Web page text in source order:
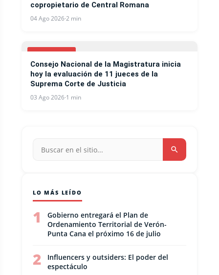
copropietario de Central Romana
04 Ago 2026·2 min
NACIONALES
Consejo Nacional de la Magistratura inicia
hoy la evaluación de 11 jueces de la
Suprema Corte de Justicia
03 Ago 2026·1 min
LO MÁS LEÍDO
1
Gobierno entregará el Plan de
Ordenamiento Territorial de Verón-
Punta Cana el próximo 16 de julio
2
Influencers y outsiders: El poder del
espectáculo